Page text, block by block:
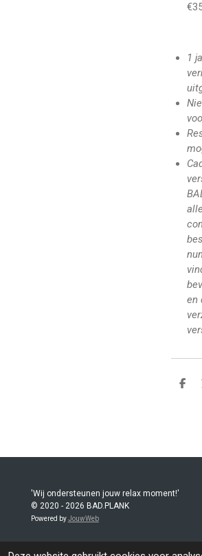
1
en
D
'Wij ondersteunen jouw relax moment!'
© 2020 - 2026 BAD.PLANK
Powered byJouwWeb